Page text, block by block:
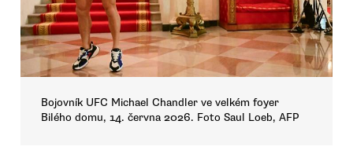
Bojovník UFC Michael Chandler ve velkém foyer
Bilého domu, 14. června 2026. Foto Saul Loeb, AFP